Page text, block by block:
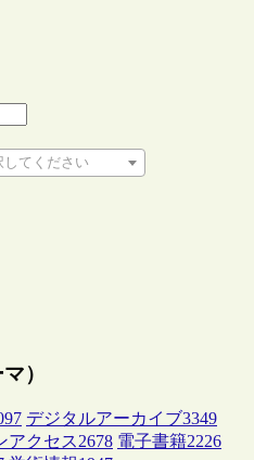
てください
い
）
デジタルアーカイブ3349
アクセス2678 電子書籍2226